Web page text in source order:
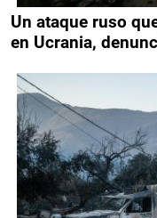
Un ataque ruso
en Ucrania,